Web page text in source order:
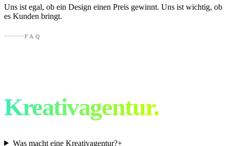
Uns ist egal, ob ein Design einen Preis gewinnt. Uns ist wichtig, ob
es Kunden bringt.
FAQ
Kreativagentur.
Was macht eine Kreativagentur?+